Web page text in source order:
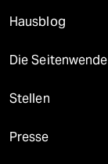
Hausblog
Die Seitenwende
Stellen
Presse